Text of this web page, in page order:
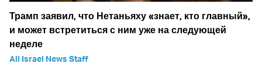
Трамп заявил, что Нетаньяху «знает, кто главный»,
и может встретиться с ним уже на следующей
неделе
All Israel News Staff